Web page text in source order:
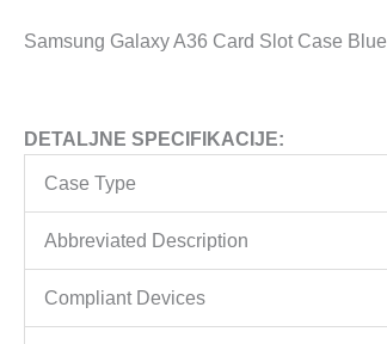
Samsung Galaxy A36 Card Slot Case Blue
DETALJNE SPECIFIKACIJE:
Case Type
Abbreviated Description
Compliant Devices